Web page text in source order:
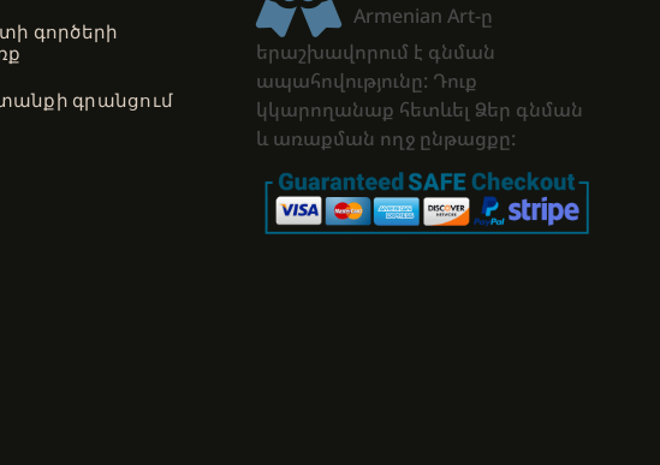
գործերի
գրանցում
Armenian Art-ը
երաշխավորում է գնման
ապահովությունը: Դուք
կկարողանաք հետևել Ձեր գնման
և առաքման ողջ ընթացքը: